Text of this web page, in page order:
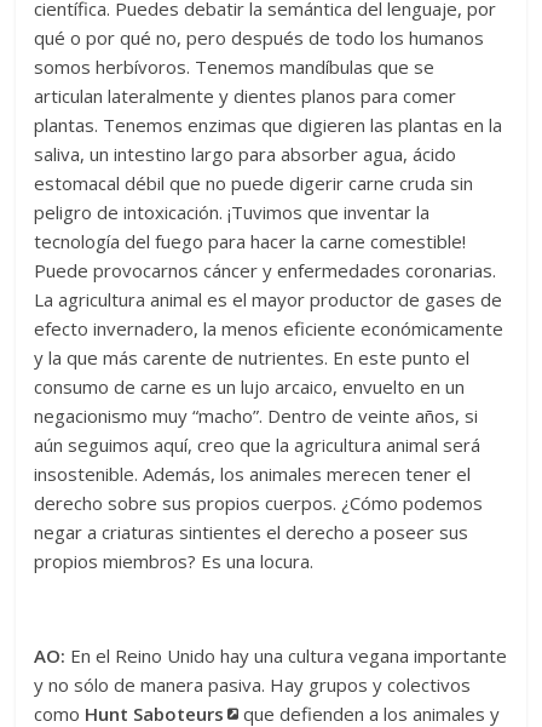
científica. Puedes debatir la semántica del lenguaje, por
qué o por qué no, pero después de todo los humanos
somos herbívoros. Tenemos mandíbulas que se
articulan lateralmente y dientes planos para comer
plantas. Tenemos enzimas que digieren las plantas en la
saliva, un intestino largo para absorber agua, ácido
estomacal débil que no puede digerir carne cruda sin
peligro de intoxicación. ¡Tuvimos que inventar la
tecnología del fuego para hacer la carne comestible!
Puede provocarnos cáncer y enfermedades coronarias.
La agricultura animal es el mayor productor de gases de
efecto invernadero, la menos eficiente económicamente
y la que más carente de nutrientes. En este punto el
consumo de carne es un lujo arcaico, envuelto en un
negacionismo muy “macho”. Dentro de veinte años, si
aún seguimos aquí, creo que la agricultura animal será
insostenible. Además, los animales merecen tener el
derecho sobre sus propios cuerpos. ¿Cómo podemos
negar a criaturas sintientes el derecho a poseer sus
propios miembros? Es una locura.
AO: En el Reino Unido hay una cultura vegana importante
y no sólo de manera pasiva. Hay grupos y colectivos
como Hunt Saboteurs
que defienden a los animales y